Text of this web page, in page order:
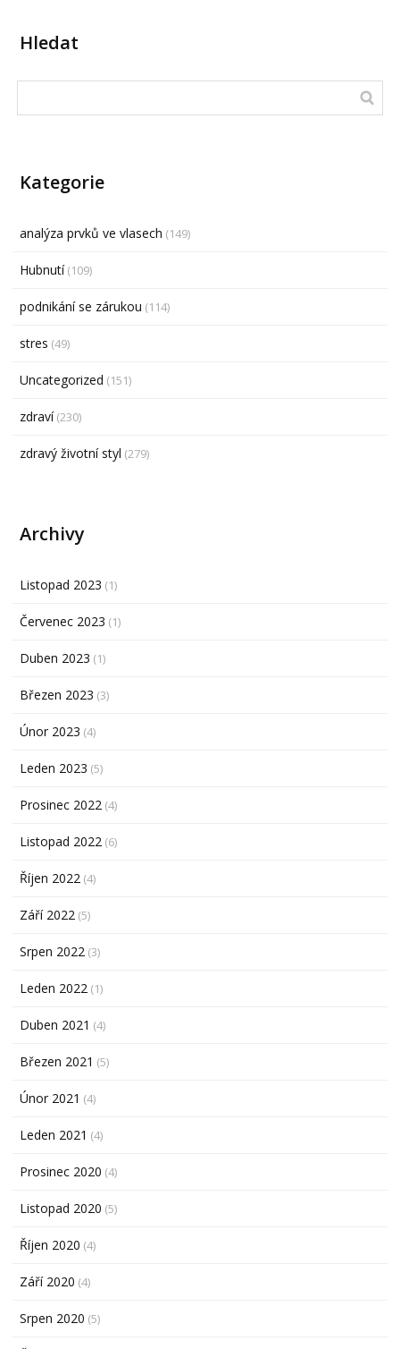
Hledat
Kategorie
analýza prvků ve vlasech (149)
Hubnutí(109)
podnikání se zárukou (114)
stres (49)
Uncategorized (151)
zdraví(230)
zdravý životní styl (279)
Archivy
Listopad 2023 (1)
Červenec 2023 (1)
Duben 2023 (1)
Březen 2023 (3)
Únor 2023 (4)
Leden 2023 (5)
Prosinec 2022 (4)
Listopad 2022 (6)
Říjen 2022 (4)
Září 2022 (5)
Srpen 2022 (3)
Leden 2022 (1)
Duben 2021 (4)
Březen 2021 (5)
Únor 2021 (4)
Leden 2021 (4)
Prosinec 2020 (4)
Listopad 2020 (5)
Říjen 2020 (4)
Září 2020 (4)
Srpen 2020 (5)